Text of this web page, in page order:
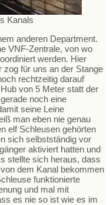
Kanals
anderen Department.
VNF-Zentrale, von wo
werden. Hier
zog für uns an der Stange
rechtzeitig darauf
von 5 Meter statt der
noch eine
seine Leine
man eben nie genau
elf Schleusen gehörten
sich selbstständig vor
aktiviert hatten und
stellte sich heraus, dass
dem Kanal bekommen
funktionierte
und mal mit
es nie so ist wie es im